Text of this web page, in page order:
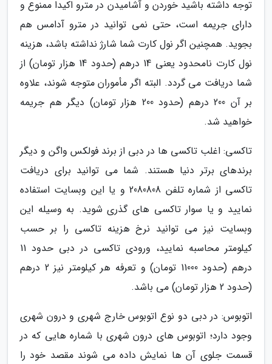
توجه داشته باشید خوردن و آشامیدن در مترو اکیدا ممنوع و
دارای جریمه است، حتی نمی توانید در مترو آدامس هم
بجوید. همچنین اگر نول کارت شما شارژ نداشته باشد، هزینه
نول کارت نامحدود یعنی 14 درهم (حدود 14 هزار تومان) از
شما دریافت می گردد. البته اگر مأموران متوجه شوند، علاوه
بر آن 200 درهم (حدود 200 هزار تومان) دیگر هم جریمه
خواهید شد.
تاکسی: اغلب تاکسی ها در دبی از برند فولکس واگن و دیگر
برندهای برتر دنیا هستند. شما می توانید برای دریافت
تاکسی از شماره تلفن 2080808 و یا این وبسایت استفاده
نمایید و یا سوار تاکسی های گذری شوید. به وسیله این
وبسایت نیز می توانید نرخ هزینه تاکسی را بر حسب
کیلومتر محاسبه نمایید، ورودی تاکسی در دبی حدود 11
درهم (حدود 11000 تومان) و تعرفه هر کیلومتر نیز 2 درهم
(حدود 2 هزار تومان) می باشد.
اتوبوس: در دبی دو نوع اتوبوس خارج شهری و درون شهری
وجود دارد؛ اتوبوس های درون شهری با شماره هایی که در
قسمت جلوی آن ها نمایش داده می شوند مقصد خود را